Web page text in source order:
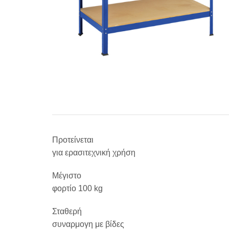
Προτείνεται
για ερασιτεχνική χρήση
Μέγιστο
φορτίο 100 kg
Σταθερή
συναρμογη με βίδες